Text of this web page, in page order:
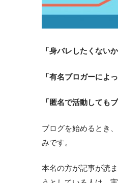
「身バレしたくない
「有名ブロガーによ
「匿名で活動しても
ブログを始めるとき
みです。
本名の方が記事が読